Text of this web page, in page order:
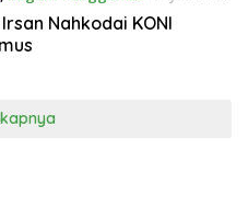
Irsan Nahkodai KONI